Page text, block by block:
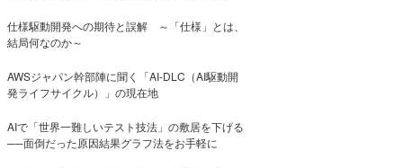
仕様駆動開発への期待と誤解 ～「仕様」とは、
結局何なのか～
AWSジャパン幹部陣に聞く「AI-DLC（AI駆動開
発ライフサイクル）」の現在地
AIで「世界一難しいテスト技法」の敷居を下げる
──面倒だった原因結果グラフ法をお手軽に